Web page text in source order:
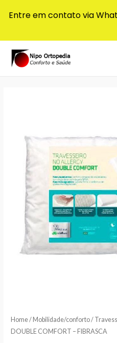
Home/ Mobilidade/conforto/
DOUBLE COMFORT – FIBRASCA
Entre em contato via